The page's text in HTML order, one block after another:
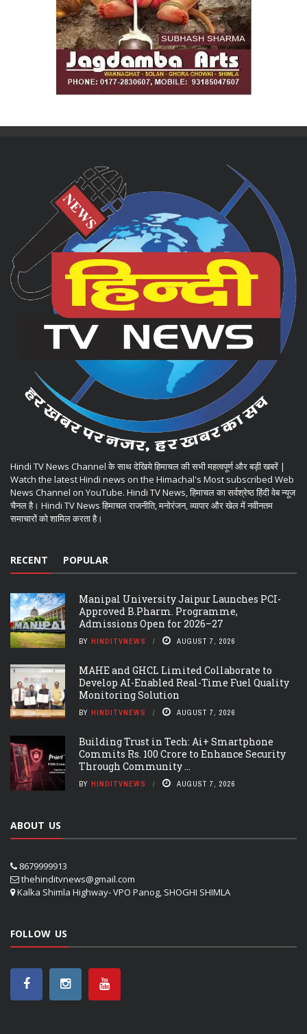
Hindi TV News Channel के साथ देखिये हिमाचल की सभी महत्वपूर्ण और बड़ी खबरें |
Watch the latest Hindi news on the Himachal's Most subscribed Web
News Channel on YouTube. Hindi TV News, हिमाचल का सर्वश्रेष्ठ हिंदी वेब न्यूज
चैनल है। Hindi TV News हिमाचल राजनीति, मनोरंजन, व्यापार और खेल में नवीनतम
समाचारों को शामिल करता है।
RECENT POPULAR
Manipal University Jaipur Launches PCI-
Approved B.Pharm. Programme,
Admissions Open for 2026–27
BY HINDITVNEWS AUGUST 7, 2026
MAHE and GHCL Limited Collaborate to
Develop AI-Enabled Real-Time Fuel Quality
Monitoring Solution
BY HINDITVNEWS AUGUST 7, 2026
Building Trust in Tech: Ai+ Smartphone
Commits Rs. 100 Crore to Enhance Security
Through Community ...
BY HINDITVNEWS AUGUST 7, 2026
ABOUT US
8679999913
thehinditvnews@gmail.com
Kalka Shimla Highway- VPO Panog, SHOGHI SHIMLA
FOLLOW US